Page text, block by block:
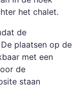
het chalet.
de
plaatsen op de
met een
de
staan